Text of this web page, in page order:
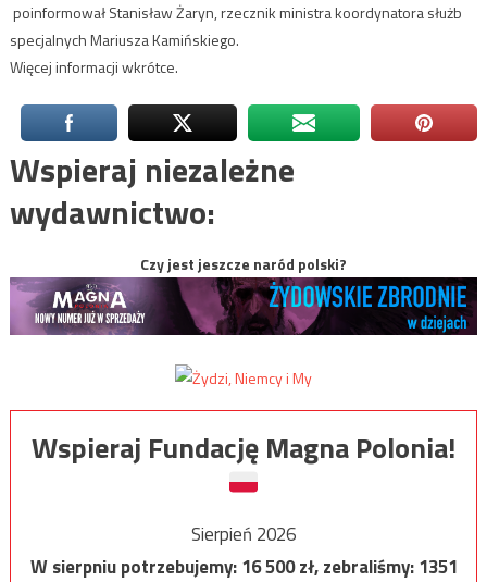
poinformował Stanisław Żaryn, rzecznik ministra koordynatora służb
specjalnych Mariusza Kamińskiego.
Więcej informacji wkrótce.
Wspieraj niezależne
wydawnictwo:
Czy jest jeszcze naród polski?
Wspieraj Fundację Magna Polonia!
Sierpień 2026
W sierpniu potrzebujemy:16 500zł, zebraliśmy:1351